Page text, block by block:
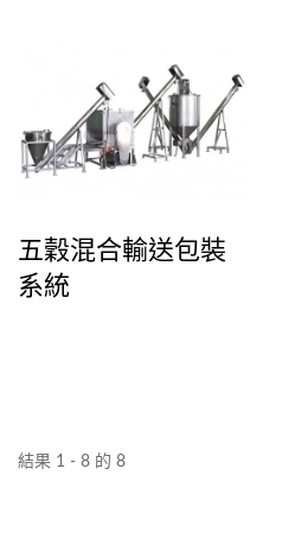
五穀混合輸送包裝
系統
結果 1 - 8 的 8